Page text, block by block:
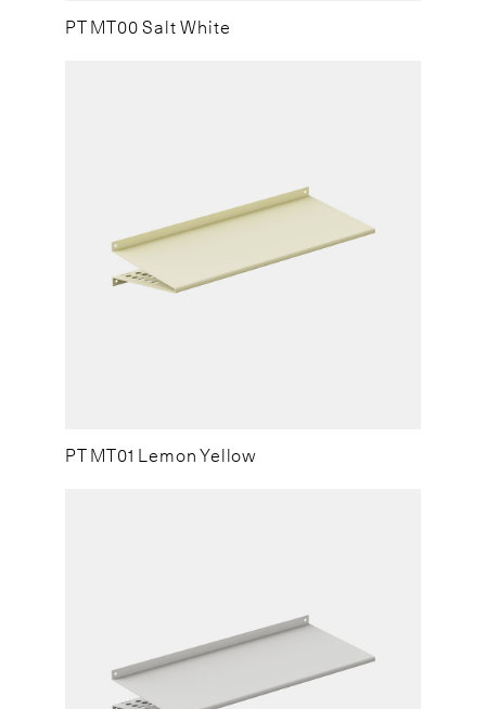
PT MT00 Salt White
PT MT01 Lemon Yellow